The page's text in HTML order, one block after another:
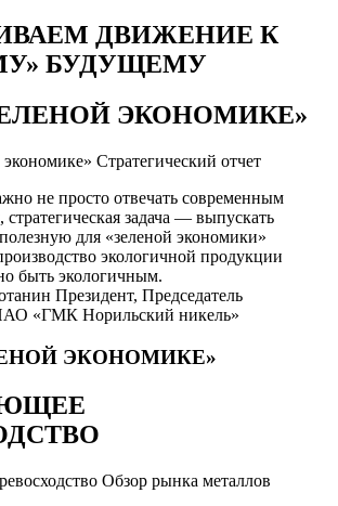
ДВИЖЕНИЕ К
БУДУЩЕМУ
ЭКОНОМИКЕ»
Стратегический отчет
не просто отвечать современным
стратегическая задача — выпускать
для «зеленой экономики»
экологичной продукции
быть экологичным.
Президент, Председатель
«ГМК Норильский никель»
ЭКОНОМИКЕ»
Обзор рынка металлов